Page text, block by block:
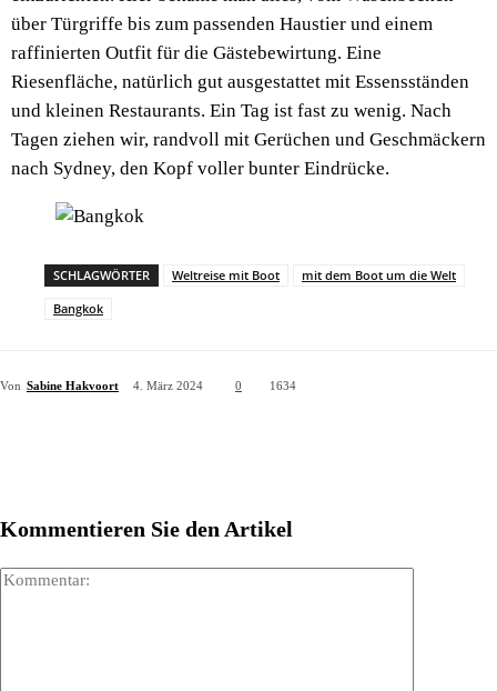
über Türgriffe bis zum passenden Haustier und einem
raffinierten Outfit für die Gästebewirtung. Eine
Riesenfläche, natürlich gut ausgestattet mit Essensständen
und kleinen Restaurants. Ein Tag ist fast zu wenig. Nach
Tagen ziehen wir, randvoll mit Gerüchen und Geschmäckern
nach Sydney, den Kopf voller bunter Eindrücke.
SCHLAGWÖRTER Weltreise mit Boot
mit dem Boot um die Welt
Bangkok
Von Sabine Hakvoort 4. März 2024 0 1634
Kommentieren Sie den Artikel